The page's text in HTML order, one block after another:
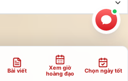
Bài viết
Xem giờ
hoàng đạo
Chọn ngày tốt